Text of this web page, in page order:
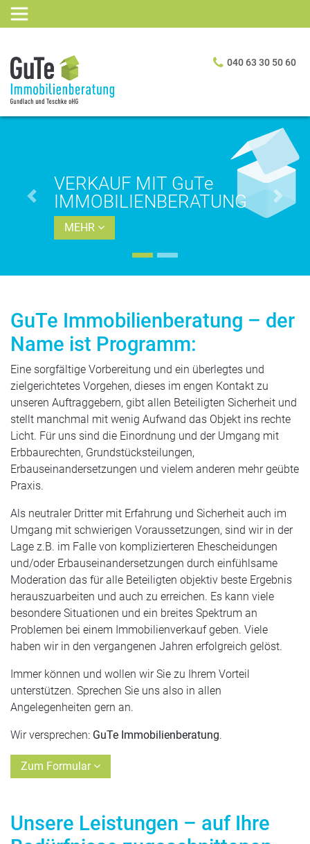
040 63 30 50 60
VERMIETUNG
FESTPREIS
Previous Next
GuTe Immobilienberatung – der
Name ist Programm:
Eine sorgfältige Vorbereitung und ein überlegtes und
zielgerichtetes Vorgehen, dieses im engen Kontakt zu
unseren Auftraggebern, gibt allen Beteiligten Sicherheit und
stellt manchmal mit wenig Aufwand das Objekt ins rechte
Licht. Für uns sind die Einordnung und der Umgang mit
Erbbaurechten, Grundstücksteilungen,
Erbauseinandersetzungen und vielem anderen mehr geübte
Praxis.
Als neutraler Dritter mit Erfahrung und Sicherheit auch im
Umgang mit schwierigen Voraussetzungen, sind wir in der
Lage z.B. im Falle von komplizierteren Ehescheidungen
und/oder Erbauseinandersetzungen durch einfühlsame
Moderation das für alle Beteiligten objektiv beste Ergebnis
herauszuarbeiten und auch zu erreichen. Es kann viele
besondere Situationen und ein breites Spektrum an
Problemen bei einem Immobilienverkauf geben. Viele
haben wir in den vergangenen Jahren erfolgreich gelöst.
Immer können und wollen wir Sie zu Ihrem Vorteil
unterstützen. Sprechen Sie uns also in allen
Angelegenheiten gern an.
Wir versprechen: GuTe Immobilienberatung.
Zum Formular
Unsere Leistungen – auf Ihre